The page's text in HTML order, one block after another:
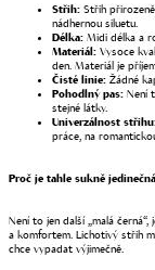
Střih: Střih
nádhernou siluetu.
Délka: Midi délka a
Materiál: Vysoce
den. Materiál je
Čisté linie: Žádné
Pohodlný pas: Není
stejné látky.
Univerzálnost
práce, na
Proč je tahle sukně
Není to jen další „malá
a komfortem. Lichotivý střih
chce vypadat výjimečně.